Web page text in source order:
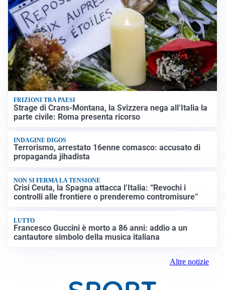
FRIZIONI TRA PAESI
Strage di Crans-Montana, la Svizzera nega all’Italia la
parte civile: Roma presenta ricorso
INDAGINE DIGOS
Terrorismo, arrestato 16enne comasco: accusato di
propaganda jihadista
NON SI FERMA LA TENSIONE
Crisi Ceuta, la Spagna attacca l’Italia: “Revochi i
controlli alle frontiere o prenderemo contromisure”
LUTTO
Francesco Guccini è morto a 86 anni: addio a un
cantautore simbolo della musica italiana
Altre notizie